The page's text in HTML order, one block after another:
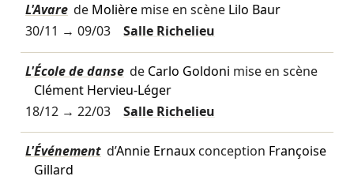
L'Avare de Molièremise en scène Lilo Baur
30/11 → 09/03 Salle Richelieu
L'École de danse de Carlo Goldoni mise en scène
Clément Hervieu-Léger
18/12→ 22/03 Salle Richelieu
L'Événement d’Annie Ernauxconception Françoise
Gillard